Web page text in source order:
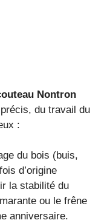
Nontron
du travail du
:
du bois (buis,
d’origine
la stabilité du
ou le frêne
anniversaire.